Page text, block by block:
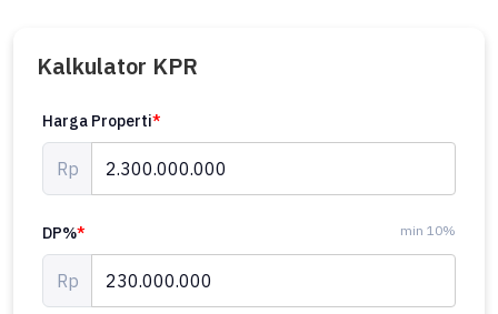
Kalkulator KPR
Harga Properti*
Rp
DP%* min 10%
Rp